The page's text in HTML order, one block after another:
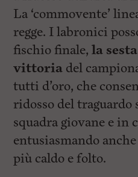
La ‘commovente’
regge. I labronici
fischio finale, la
vittoria del
tutti d’oro, che
ridosso del traguardo
squadra giovane e in
entusiasmando
più caldo e folto.